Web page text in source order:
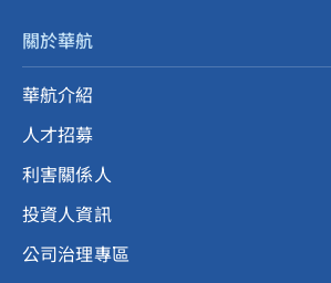
關於華航
華航介紹
人才招募
利害關係人
投資人資訊
公司治理專區